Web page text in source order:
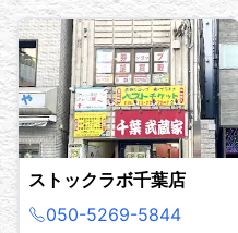
ストックラボ千葉店
050-5269-5844